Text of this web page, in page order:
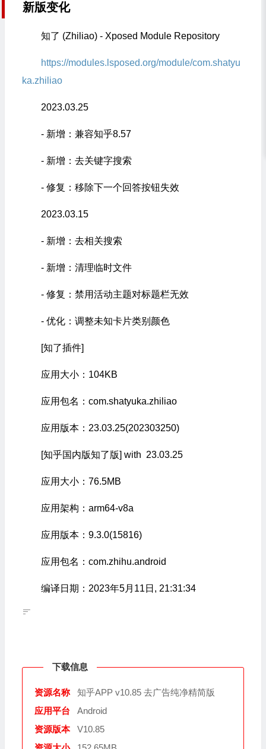
新版变化
知了 (Zhiliao) - Xposed Module Repository
https://modules.lsposed.org/module/com.shatyu
ka.zhiliao
2023.03.25
- 新增：兼容知乎8.57
- 新增：去关键字搜索
- 修复：移除下一个回答按钮失效
2023.03.15
- 新增：去相关搜索
- 新增：清理临时文件
- 修复：禁用活动主题对标题栏无效
- 优化：调整未知卡片类别颜色
[知了插件]
应用大小：104KB
应用包名：com.shatyuka.zhiliao
应用版本：23.03.25(202303250)
[知乎国内版知了版] with 23.03.25
应用大小：76.5MB
应用架构：arm64-v8a
应用版本：9.3.0(15816)
应用包名：com.zhihu.android
编译日期：2023年5月11日, 21:31:34
下载信息
资源名称
知乎APP v10.85 去广告纯净精简版
应用平台
Android
资源版本
V10.85